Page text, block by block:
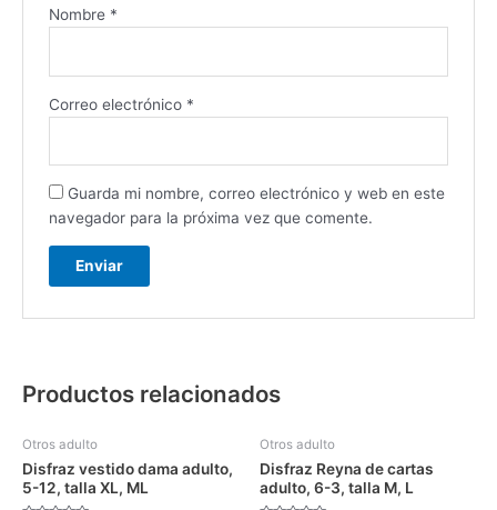
Nombre *
Correo electrónico *
Guarda mi nombre, correo electrónico y web en este
navegador para la próxima vez que comente.
Productos relacionados
Otros adulto
Disfraz vestido dama adulto,
5-12, talla XL, ML
Otros adulto
Disfraz Reyna de cartas
adulto, 6-3, talla M, L